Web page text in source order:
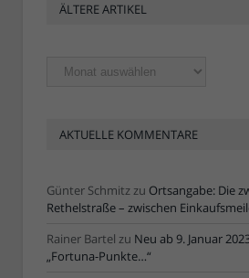
ÄLTERE ARTIKEL
Ältere
Artikel
AKTUELLE KOMMENTARE
Günter Schmitzzu Ortsangabe: Die
Rethelstraße – zwischen
Rainer Bartel zu Neu ab 9. Januar
„Fortuna-Punkte…“